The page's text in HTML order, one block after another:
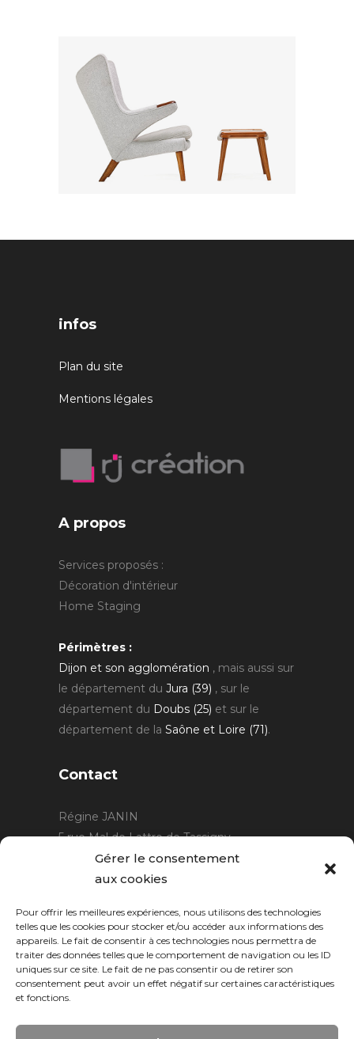
Gérer le consentement
aux cookies
Pour offrir les meilleures expériences, nous utilisons des technologies
telles que les cookies pour stocker et/ou accéder aux informations des
appareils. Le fait de consentir à ces technologies nous permettra de
traiter des données telles que le comportement de navigation ou les ID
uniques sur ce site. Le fait de ne pas consentir ou de retirer son
consentement peut avoir un effet négatif sur certaines caractéristiques
et fonctions.
infos
Plan du site
Mentions légales
A propos
Services proposés :
Décoration d'intérieur
Home Staging
Périmètres :
Dijon et son agglomération , mais aussi sur
le département du Jura (39) , sur le
département du Doubs (25) et sur le
département de la Saône et Loire (71).
Contact
Régine JANIN
5 rue Mal de Lattre de Tassigny
21220 Gevrey Chambertin
06 15 15 80 29
Horaires :sur rendez-vous.